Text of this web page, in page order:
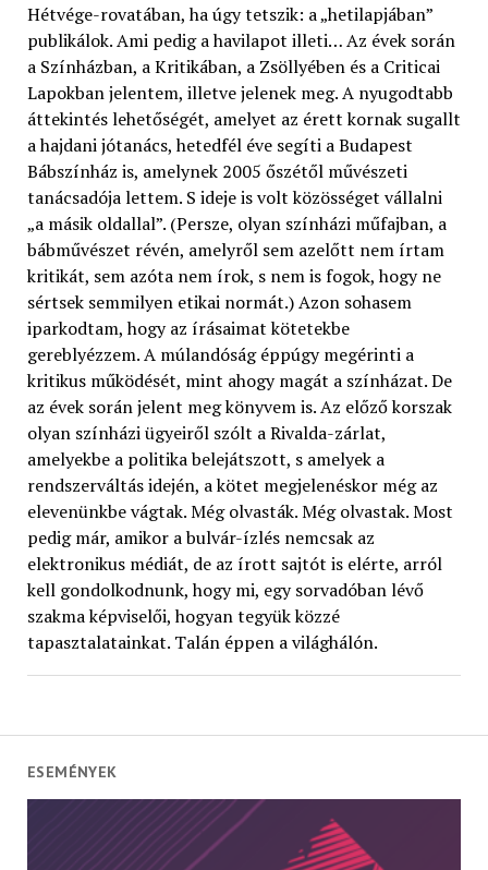
Hétvége-rovatában, ha úgy tetszik: a „hetilapjában”
publikálok. Ami pedig a havilapot illeti… Az évek során
a Színházban, a Kritikában, a Zsöllyében és a Criticai
Lapokban jelentem, illetve jelenek meg. A nyugodtabb
áttekintés lehetőségét, amelyet az érett kornak sugallt
a hajdani jótanács, hetedfél éve segíti a Budapest
Bábszínház is, amelynek 2005 őszétől művészeti
tanácsadója lettem. S ideje is volt közösséget vállalni
„a másik oldallal”. (Persze, olyan színházi műfajban, a
bábművészet révén, amelyről sem azelőtt nem írtam
kritikát, sem azóta nem írok, s nem is fogok, hogy ne
sértsek semmilyen etikai normát.) Azon sohasem
iparkodtam, hogy az írásaimat kötetekbe
gereblyézzem. A múlandóság éppúgy megérinti a
kritikus működését, mint ahogy magát a színházat. De
az évek során jelent meg könyvem is. Az előző korszak
olyan színházi ügyeiről szólt a Rivalda-zárlat,
amelyekbe a politika belejátszott, s amelyek a
rendszerváltás idején, a kötet megjelenéskor még az
elevenünkbe vágtak. Még olvasták. Még olvastak. Most
pedig már, amikor a bulvár-ízlés nemcsak az
elektronikus médiát, de az írott sajtót is elérte, arról
kell gondolkodnunk, hogy mi, egy sorvadóban lévő
szakma képviselői, hogyan tegyük közzé
tapasztalatainkat. Talán éppen a világhálón.
ESEMÉNYEK